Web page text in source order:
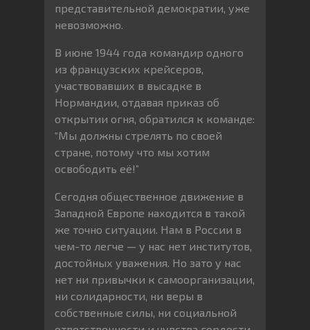
представительной демократии, уже
невозможно.
В июне 1944 года командир одного
из французских крейсеров,
участвовавших в высадке в
Нормандии, отдавая приказ об
открытии огня, обратился к команде:
“Мы должны стрелять по своей
стране, потому что мы хотим
освободить её!”
Сегодня общественное движение в
Западной Европе находится в такой
же точно ситуации. Нам в России в
чем-то легче — у нас нет институтов,
достойных уважения. Но зато у нас
нет ни привычки к самоорганизации,
ни солидарности, ни веры в
собственные силы, ни социальной